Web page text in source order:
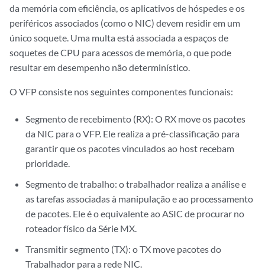
da memória com eficiência, os aplicativos de hóspedes e os
periféricos associados (como o NIC) devem residir em um
único soquete. Uma multa está associada a espaços de
soquetes de CPU para acessos de memória, o que pode
resultar em desempenho não determinístico.
O VFP consiste nos seguintes componentes funcionais:
Segmento de recebimento (RX): O RX move os pacotes
da NIC para o VFP. Ele realiza a pré-classificação para
garantir que os pacotes vinculados ao host recebam
prioridade.
Segmento de trabalho: o trabalhador realiza a análise e
as tarefas associadas à manipulação e ao processamento
de pacotes. Ele é o equivalente ao ASIC de procurar no
roteador físico da Série MX.
Transmitir segmento (TX): o TX move pacotes do
Trabalhador para a rede NIC.